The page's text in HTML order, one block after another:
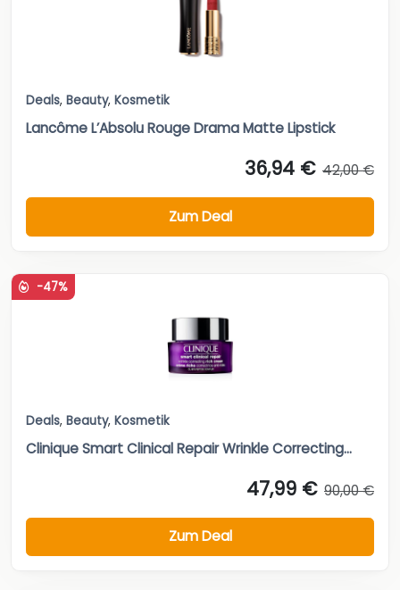
Deals, Beauty, Kosmetik
Lancôme L’Absolu Rouge Drama Matte Lipstick
36,94 € 42,00 €
Zum Deal
-47%
Deals, Beauty, Kosmetik
Clinique Smart Clinical Repair Wrinkle Correcting...
47,99 € 90,00 €
Zum Deal